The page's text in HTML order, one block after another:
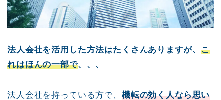
法人会社を活用した方法はたくさんありますが、こ
れはほんの一部で、、、
法人会社を持っている方で、 機転の効く人なら思い